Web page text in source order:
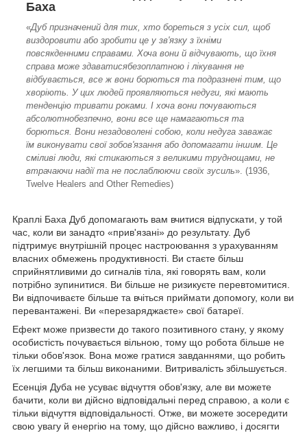
Баха
«Дуб призначений для тих, хто бореться з усіх сил, щоб
виздоровити або зробити це у зв'язку з їхніми
повсякденними справами. Хоча вони й відчувають, що їхня
справа може здаватисябезоплатною і лікування не
відбувається, все ж вони борються та подразнені тим, що
хворіють. У цих людей проявляються недуги, які мають
тенденцію тривати роками. І хоча вони почуваються
абсолютнобезпечно, вони все ще намагаються та
борються. Вони незадоволені собою, коли недуга заважає
їм виконувати свої зобов'язання або допомагати іншим. Це
сміливі люди, які стикаються з великими труднощами, не
втрачаючи надії та не послаблюючи своїх зусиль». (1936,
Twelve Healers and Other Remedies)
Краплі Баха Дуб допомагають вам вчитися відпускати, у той
час, коли ви занадто «прив'язані» до результату. Дуб
підтримує внутрішній процес настроювання з урахуванням
власних обмежень продуктивності. Ви стаєте більш
сприйнятливими до сигналів тіла, які говорять вам, коли
потрібно зупинитися. Ви більше не ризикуєте перевтомитися.
Ви відпочиваєте більше та вчіться приймати допомогу, коли ви
перевантажені. Ви «перезаряджаєте» свої батареї.
Ефект може призвести до такого позитивного стану, у якому
особистість почувається вільною, тому що робота більше не
тільки обов'язок. Вона може гратися завданнями, що робить
їх легшими та більш виконаними. Витривалість збільшується.
Есенція Дуба не усуває відчуття обов'язку, але ви можете
бачити, коли ви дійсно відповідальні перед справою, а коли є
тільки відчуття відповідальності. Отже, ви можете зосередити
свою увагу й енергію на тому, що дійсно важливо, і досягти